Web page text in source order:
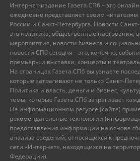
Интернет-издание Газета.СПб – это
ежедневно представляет своим
России и Санкт-Петербурга. Новости
это политика, общественные настроения,
мероприятия, новости бизнеса и
новости СПб сегодня – это, конечно,
премьеры и выставки, концерты и
На страницах Газета.СПб вы узнаете
которые затрагивают не только Санкт-
Политика и власть, деньги и бизнес,
темы, которые Газета.СПб затрагивает
На информационном ресурсе (сайте)
рекомендательные технологии
предоставления информации на основе
анализа сведений, относящихся к
сети «Интернет», находящихся на
Федерации).